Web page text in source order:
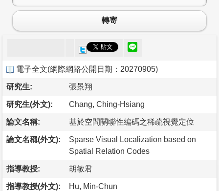
轉寄
電子全文(網際網路公開日期：20270905)
研究生: 張景翔
研究生(外文): Chang, Ching-Hsiang
論文名稱: 基於空間關聯性編碼之稀疏視覺定位
論文名稱(外文):
Sparse Visual Localization based on
Spatial Relation Codes
指導教授: 胡敏君
指導教授(外文): Hu, Min-Chun